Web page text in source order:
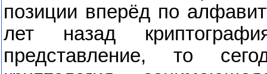
позиции вперёд по
лет назад
представление, то